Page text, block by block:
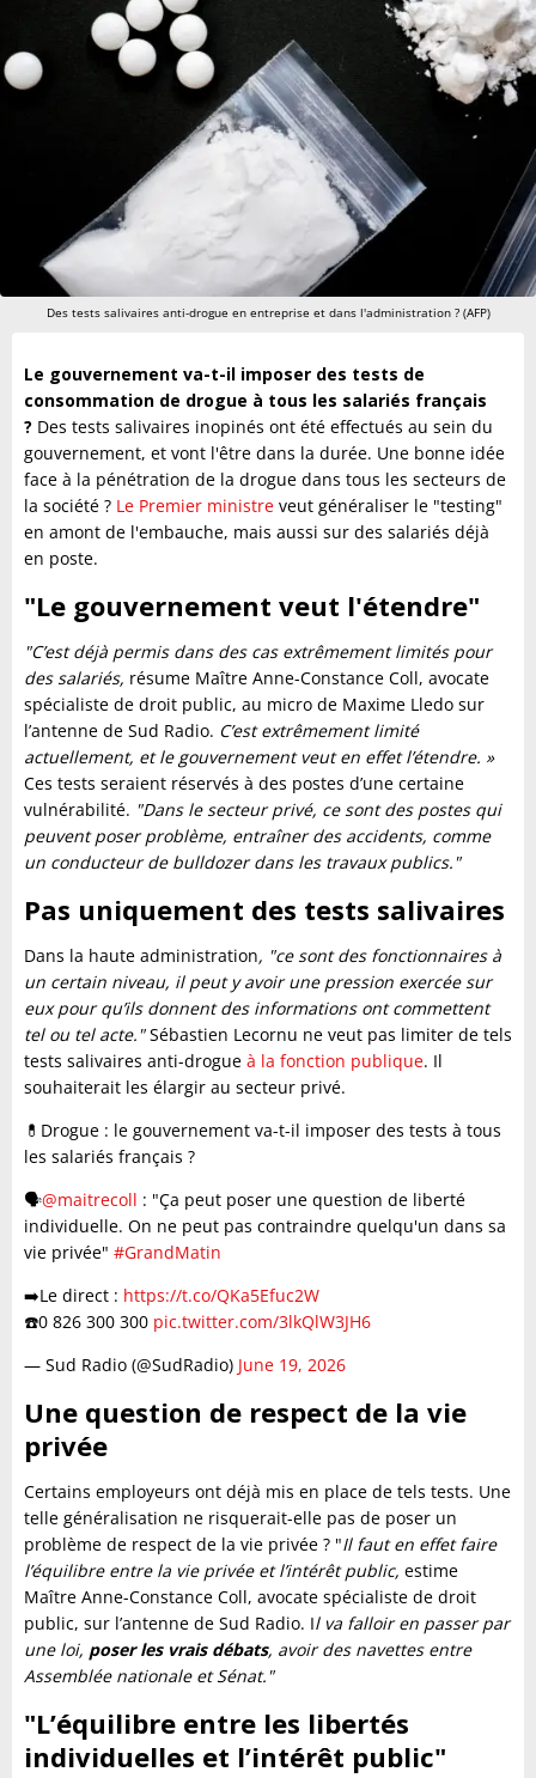
Des tests salivaires anti-drogue en entreprise et dans l'administration ? (AFP)
Le gouvernement va-t-il imposer des tests de
consommation de drogue à tous les salariés français
? Des tests salivaires inopinés ont été effectués au sein du
gouvernement, et vont l'être dans la durée. Une bonne idée
face à la pénétration de la drogue dans tous les secteurs de
la société ? Le Premier ministre veut généraliser le "testing"
en amont de l'embauche, mais aussi sur des salariés déjà
en poste.
"Le gouvernement veut l'étendre"
"C’est déjà permis dans des cas extrêmement limités pour
des salariés, résume Maître Anne-Constance Coll, avocate
spécialiste de droit public, au micro de Maxime Lledo sur
l’antenne de Sud Radio. C’est extrêmement limité
actuellement, et le gouvernement veut en effet l’étendre. »
Ces tests seraient réservés à des postes d’une certaine
vulnérabilité. "Dans le secteur privé, ce sont des postes qui
peuvent poser problème, entraîner des accidents, comme
un conducteur de bulldozer dans les travaux publics."
Pas uniquement des tests salivaires
Dans la haute administration, "ce sont des fonctionnaires à
un certain niveau, il peut y avoir une pression exercée sur
eux pour qu’ils donnent des informations ont commettent
tel ou tel acte."Sébastien Lecornu ne veut pas limiter de tels
tests salivaires anti-drogue à la fonction publique. Il
souhaiterait les élargir au secteur privé.
💊Drogue : le gouvernement va-t-il imposer des tests à tous
les salariés français ?
🗣️@maitrecoll : "Ça peut poser une question de liberté
individuelle. On ne peut pas contraindre quelqu'un dans sa
vie privée" #GrandMatin
➡️Le direct : https://t.co/QKa5Efuc2W
☎️0 826 300 300 pic.twitter.com/3lkQlW3JH6
— Sud Radio (@SudRadio) June 19, 2026
Une question de respect de la vie
privée
Certains employeurs ont déjà mis en place de tels tests. Une
telle généralisation ne risquerait-elle pas de poser un
problème de respect de la vie privée ? "Il faut en effet faire
l’équilibre entre la vie privée et l’intérêt public, estime
Maître Anne-Constance Coll, avocate spécialiste de droit
public, sur l’antenne de Sud Radio. Il va falloir en passer par
une loi, poser les vrais débats, avoir des navettes entre
Assemblée nationale et Sénat."
"L’équilibre entre les libertés
individuelles et l’intérêt public"